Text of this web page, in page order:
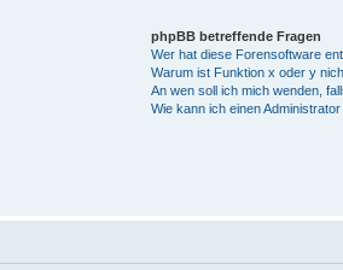
phpBB betreffende Fragen
Wer hat diese Forensoftware
Warum ist Funktion x oder y
An wen soll ich mich wenden,
Wie kann ich einen